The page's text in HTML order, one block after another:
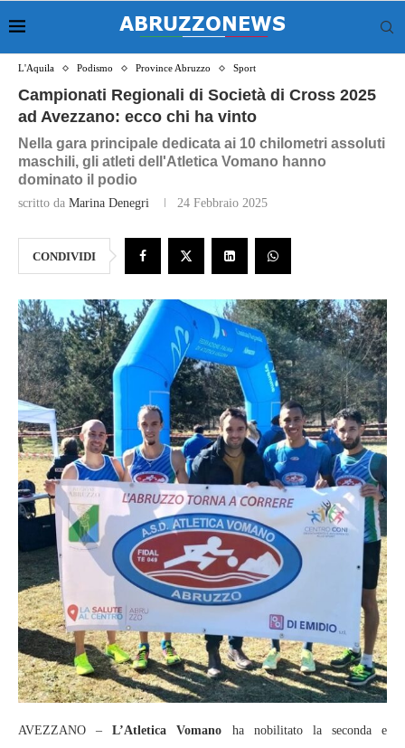
L'Aquila Podismo Province Abruzzo Sport
Campionati Regionali di Società di Cross 2025
ad Avezzano: ecco chi ha vinto
Nella gara principale dedicata ai 10 chilometri assoluti
maschili, gli atleti dell'Atletica Vomano hanno
dominato il podio
scritto da Marina Denegri 24 Febbraio 2025
CONDIVIDI
AVEZZANO –L’Atletica Vomano ha nobilitato la seconda e